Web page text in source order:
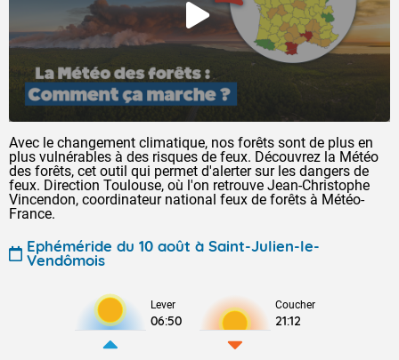
Avec le changement climatique, nos forêts sont de plus en
plus vulnérables à des risques de feux. Découvrez la Météo
des forêts, cet outil qui permet d'alerter sur les dangers de
feux. Direction Toulouse, où l'on retrouve Jean-Christophe
Vincendon, coordinateur national feux de forêts à Météo-
France.
Ephéméride du 10 août à Saint-Julien-le-
Vendômois
Lever
06:50
Coucher
21:12